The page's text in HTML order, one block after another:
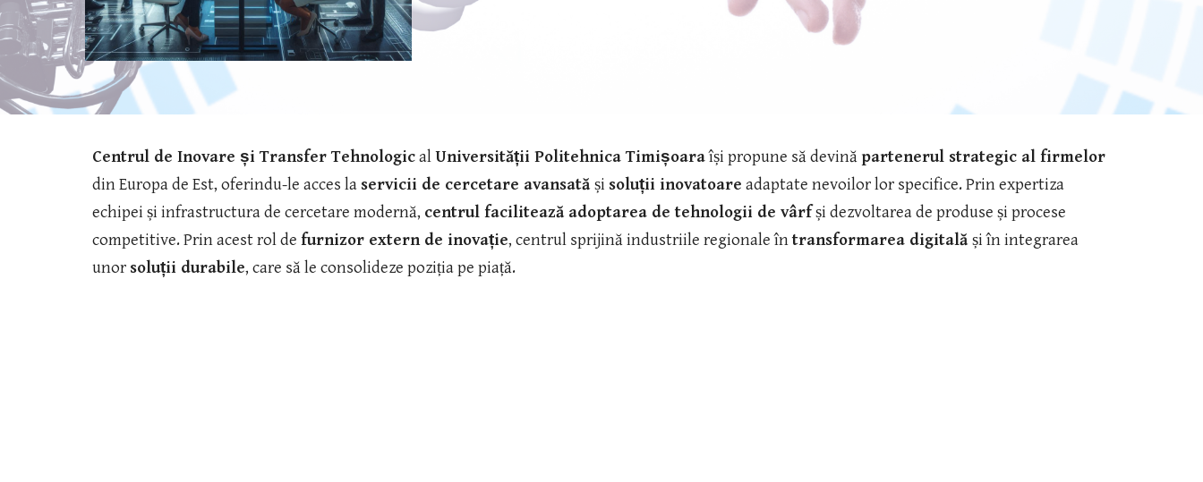
Centrul de Inovare și Transfer TehnologicalUniversității Politehnica Timișoaraîși propune să devină partenerul strategic al firmelor
din Europa de Est, oferindu-le acces la servicii de cercetare avansatăși soluții inovatoare adaptate nevoilor lor specifice. Prin expertiza
echipei și infrastructura de cercetare modernă, centrul facilitează adoptarea de tehnologii de vârfși dezvoltarea de produse și procese
competitive. Prin acest rol de furnizor extern de inovație, centrul sprijină industriile regionale întransformarea digitalăși în integrarea
unor soluții durabile, care să le consolideze poziția pe piață.